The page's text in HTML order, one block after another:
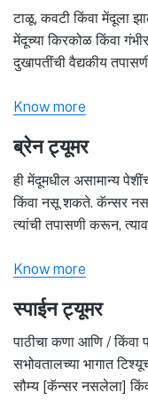
टाळू, कवटी किंवा मेंदूला
मेंदूच्या किरकोळ किंवा
दुखापतींची वैद्यकीय
Know more
ब्रेन ट्यूमर
ही मेंदूमधील असामान्य
किंवा नसू शकते. कॅन्सर
त्यांची तपासणी करून,
Know more
स्पाईन ट्यूमर
पाठीचा कणा आणि / किंवा
सभोवतालच्या भागात
सौम्य [कॅन्सर नसलेला]